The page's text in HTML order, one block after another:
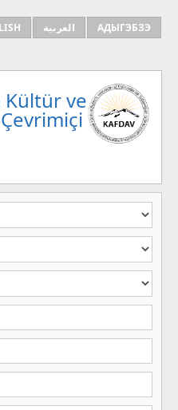
العربية
АДЫГЭБЗЭ
Kültür ve
Çevrimiçi